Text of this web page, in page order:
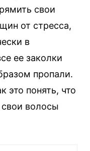
свои
от стресса,
в
ее заколки
пропали.
это понять, что
свои волосы